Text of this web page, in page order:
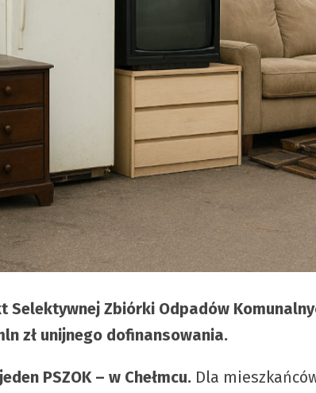
Selektywnej Zbiórki Odpadów
zł unijnego dofinansowania.
jeden PSZOK – w Chełmcu. Dla